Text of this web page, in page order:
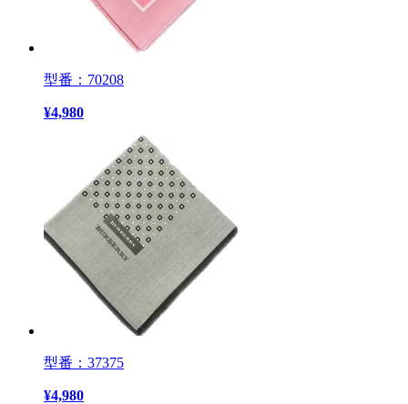
型番：70208
¥4,980
型番：37375
¥4,980